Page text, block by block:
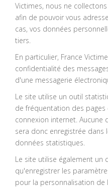
Victimes, nous ne
afin de pouvoir vous
cas, vos données
tiers.
En particulier, France
confidentialité des
d'une messagerie
Le site utilise un outil
de fréquentation des
connexion internet. Aucune
sera donc enregistrée
données statistiques.
Le site utilise également un
qu'enregistrer les
pour la personnalisation de